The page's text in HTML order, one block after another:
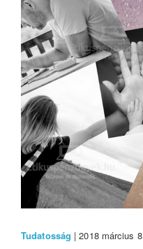
Tudatosság | 2018 március 8